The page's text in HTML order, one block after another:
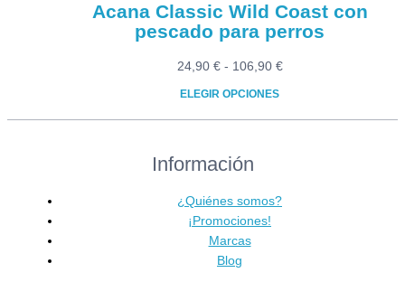
Acana Classic Wild Coast con
pescado para perros
24,90 € - 106,90 €Rango
ELEGIR OPCIONES
Este
tiene
variantes.
Las
opciones
se
Información
¿Quiénes somos?
¡Promociones!
Marcas
Blog